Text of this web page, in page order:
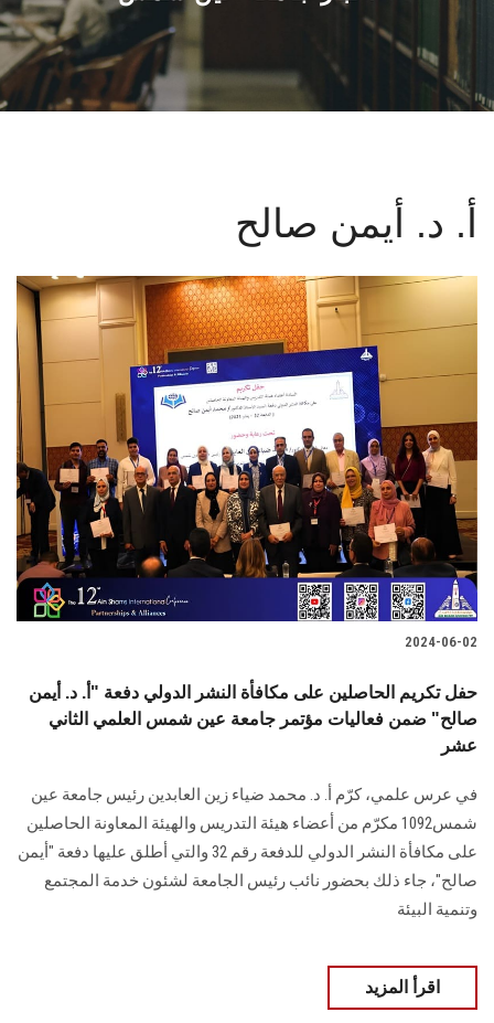
الشئون الأكاديمية
البحث العلمي
الأنظمة الذكية
الإعلام
تواصل معنا
الطلاب
هيئة التدريس
الدراسات العليا
الموظفون
سجل الان
أ. د. أيمن صالح
2024-06-02
حفل تكريم الحاصلين على مكافأة النشر الدولي دفعة "أ. د. أيمن
صالح" ضمن فعاليات مؤتمر جامعة عين شمس العلمي الثاني
عشر
في عرس علمي، كرّم أ. د. محمد ضياء زين العابدين رئيس جامعة عين
شمس1092 مكرّم من ‏أعضاء هيئة التدريس والهيئة المعاونة الحاصلين
على مكافأة النشر الدولي للدفعة رقم 32 ‏والتي أطلق عليها دفعة "أيمن
صالح"، جاء ذلك بحضور نائب رئيس الجامعة ‏لشئون خدمة المجتمع
وتنمية البيئة ‏
اقرأ المزيد